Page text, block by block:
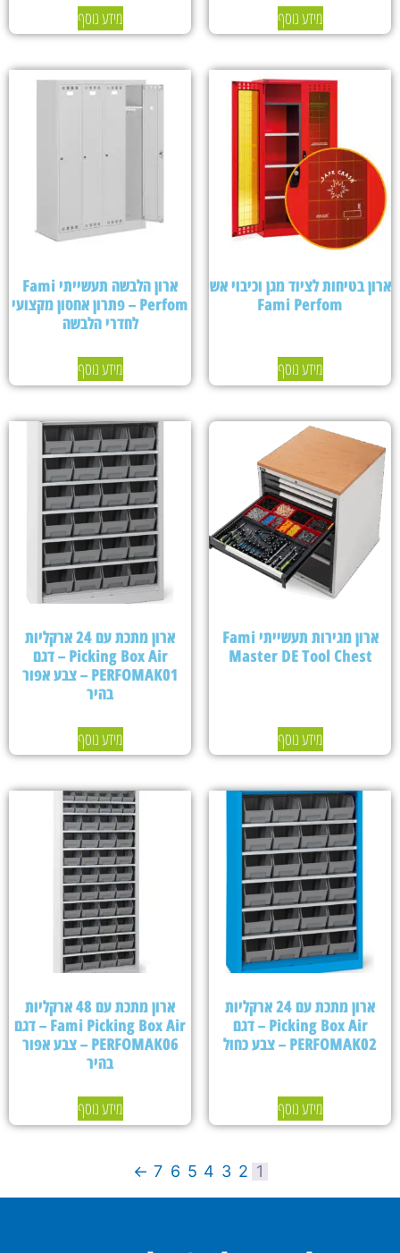
מידע נוסף מידע נוסף
ארון בטיחות לציוד מגן וכיבוי אש
Fami Perfom
מידע נוסף
ארון הלבשה תעשייתי Fami
Perfom – פתרון אחסון מקצועי
לחדרי הלבשה
מידע נוסף
ארון מגירות תעשייתי Fami
Master DE Tool Chest
מידע נוסף
ארון מתכת עם 24 ארקליות
Picking Box Air – דגם
PERFOMAK01 – צבע אפור
בהיר
מידע נוסף
ארון מתכת עם 24 ארקליות
Picking Box Air – דגם
PERFOMAK02 – צבע כחול
מידע נוסף
ארון מתכת עם 48 ארקליות
Fami Picking Box Air – דגם
PERFOMAK06 – צבע אפור
בהיר
מידע נוסף
1
2
3
4
5
6
7
←